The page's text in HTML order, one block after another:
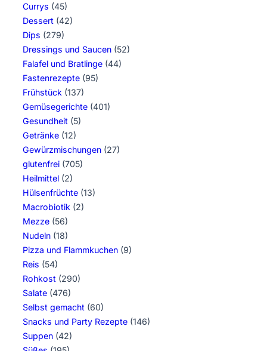
Currys (45)
Dessert (42)
Dips (279)
Dressings und Saucen (52)
Falafel und Bratlinge (44)
Fastenrezepte (95)
Frühstück (137)
Gemüsegerichte (401)
Gesundheit (5)
Getränke (12)
Gewürzmischungen (27)
glutenfrei (705)
Heilmittel (2)
Hülsenfrüchte (13)
Macrobiotik (2)
Mezze (56)
Nudeln (18)
Pizza und Flammkuchen (9)
Reis (54)
Rohkost (290)
Salate (476)
Selbst gemacht (60)
Snacks und Party Rezepte (146)
Suppen (42)